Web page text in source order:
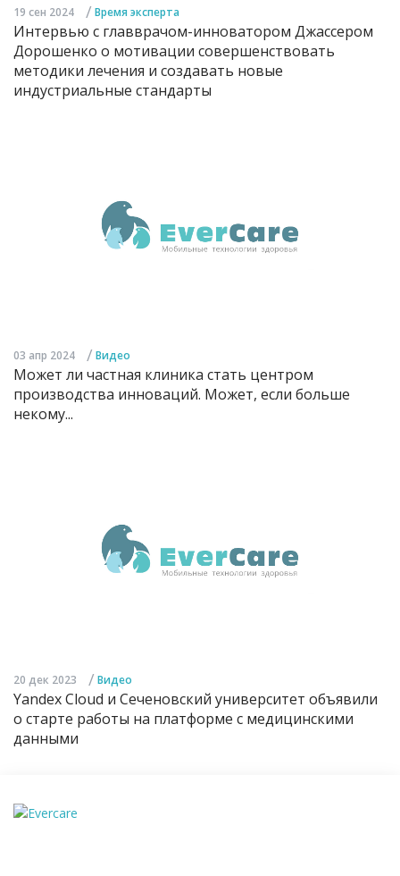
19 сен 2024 / Время эксперта
Интервью с главврачом-инноватором Джассером
Дорошенко о мотивации совершенствовать
методики лечения и создавать новые
индустриальные стандарты
03 апр 2024 / Видео
Может ли частная клиника стать центром
производства инноваций. Может, если больше
некому...
20 дек 2023 / Видео
Yandex Cloud и Сеченовский университет объявили
о старте работы на платформе с медицинскими
данными